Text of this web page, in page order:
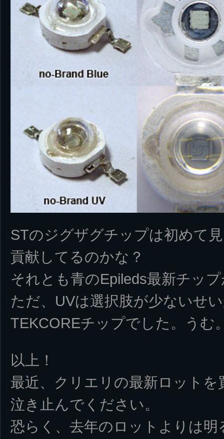
STのジグザグチップは初めて
貢献してるのかな？
それとも青のEpileds最新チッ
ただ、UVは選択肢が少ないせ
TEKCOREチップでした。うむ
以上！
最近、クリエリの最新ロット
泣き止んでください。
恐らく、去年のロットよりは明